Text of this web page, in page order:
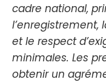
cadre national,
et le respect
minimales. Les
obtenir un